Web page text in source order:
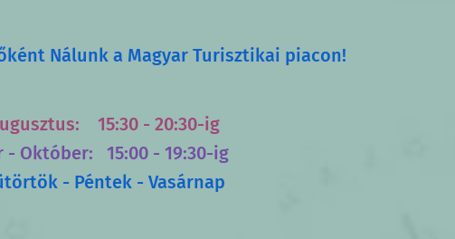
Nálunk a Magyar Turisztikai piacon!
15:30 - 20:30-ig
- Október: 15:00 - 19:30-ig
- Péntek - Vasárnap